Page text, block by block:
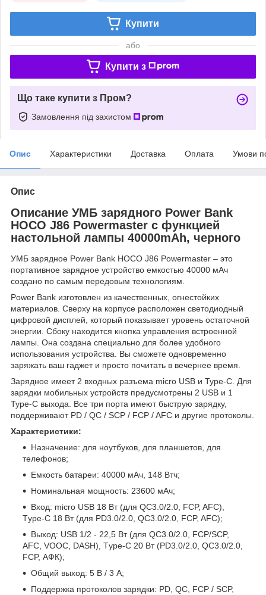
Купити
або
Купити з
Що таке купити з Пром?
Замовлення під захистом
Опис Характеристики Доставка Оплата Умови
Опис
Описание УМБ зарядного Power Bank
HOCO J86 Powermaster с функцией
настольной лампы 40000mAh, черного
УМБ зарядное Power Bank HOCO J86 Powermaster – это
портативное зарядное устройство емкостью 40000 мАч
создано по самым передовым технологиям.
Power Bank изготовлен из качественных, огнестойких
материалов. Сверху на корпусе расположен светодиодный
цифровой дисплей, который показывает уровень остаточной
энергии. Сбоку находится кнопка управления встроенной
лампы. Она создана специально для более удобного
использования устройства. Вы сможете одновременно
заряжать ваш гаджет и просто почитать в вечернее время.
Зарядное имеет 2 входных разъема micro USB и Type-C. Для
зарядки мобильных устройств предусмотрены 2 USB и 1
Type-C выхода. Все три порта имеют быструю зарядку,
поддерживают PD / QC / SCP / FCP / AFC и другие протоколы.
Характеристики:
Назначение: для ноутбуков, для планшетов, для
телефонов;
Емкость батареи: 40000 мАч, 148 Втч;
Номинальная мощность: 23600 мАч;
Вход: micro USB 18 Вт (для QC3.0/2.0, FCP, AFC),
Тype-C 18 Вт (для PD3.0/2.0, QC3.0/2.0, FCP, AFC);
Выход: USB 1/2 - 22,5 Вт (для QC3.0/2.0, FCP/SCP,
AFC, VOOC, DASH), Тype-C 20 Вт (PD3.0/2.0, QC3.0/2.0,
FCP, АФК);
Общий выход: 5 В / 3 А;
Поддержка протоколов зарядки: PD, QC, FCP / SCP,